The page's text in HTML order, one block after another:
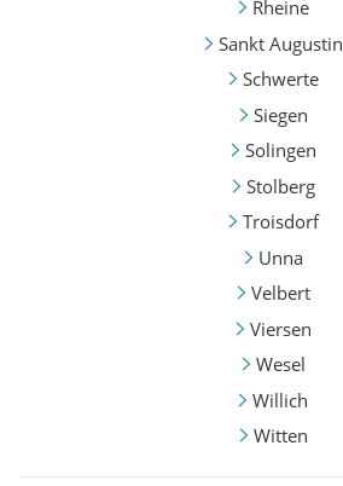
Rheine
Sankt Augustin
Schwerte
Siegen
Solingen
Stolberg
Troisdorf
Unna
Velbert
Viersen
Wesel
Willich
Witten